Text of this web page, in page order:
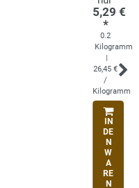
5,29 €
*
0.2
Kilogramm
26,45 €
/
Kilogramm
IN
DE
N
W
A
RE
N